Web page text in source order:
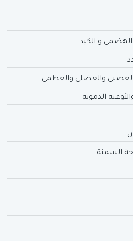
الهضمي و الكبد
العصبي والعضلي والعظمي
الدموية
السمنة